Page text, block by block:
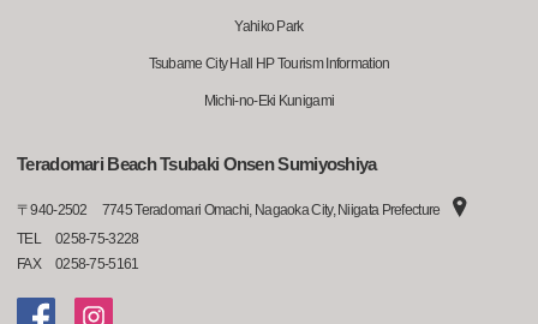
Yahiko Park
Tsubame City Hall HP Tourism Information
Michi-no-Eki Kunigami
Teradomari Beach Tsubaki Onsen Sumiyoshiya
〒940-2502
7745 Teradomari Omachi, Nagaoka City, Niigata Prefecture
TEL
0258-75-3228
FAX
0258-75-5161